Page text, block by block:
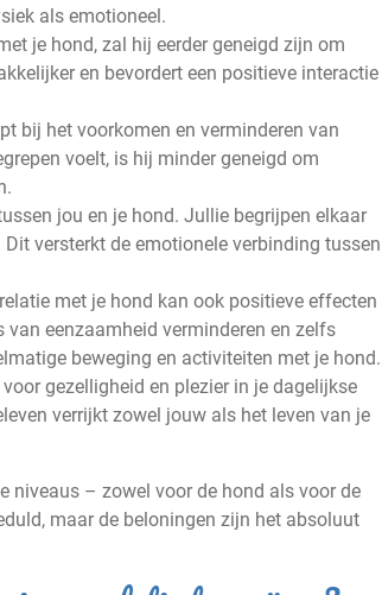
als emotioneel.
je hond, zal hij eerder geneigd zijn om
en bevordert een positieve interactie
bij het voorkomen en verminderen van
voelt, is hij minder geneigd om
jou en je hond. Jullie begrijpen elkaar
versterkt de emotionele verbinding tussen
met je hond kan ook positieve effecten
van eenzaamheid verminderen en zelfs
beweging en activiteiten met je hond.
gezelligheid en plezier in je dagelijkse
verrijkt zowel jouw als het leven van je
niveaus – zowel voor de hond als voor de
maar de beloningen zijn het absoluut